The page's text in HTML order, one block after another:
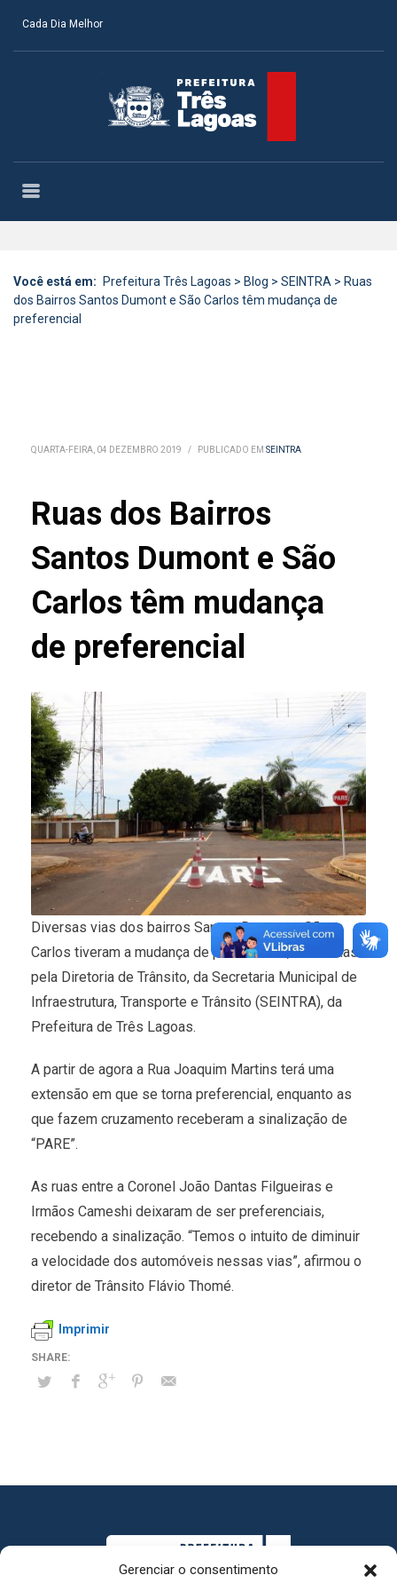
Gerenciar o consentimento
Cada Dia Melhor
Você está em: Prefeitura Três Lagoas > Blog > SEINTRA > Ruas
dos Bairros Santos Dumont e São Carlos têm mudança de
preferencial
QUARTA-FEIRA, 04 DEZEMBRO 2019 / PUBLICADO EM SEINTRA
Ruas dos Bairros
Santos Dumont e São
Carlos têm mudança
de preferencial
Diversas vias dos bairros Santos Dumont e São
Carlos tiveram a mudança de preferencial, realizadas
pela Diretoria de Trânsito, da Secretaria Municipal de
Infraestrutura, Transporte e Trânsito (SEINTRA), da
Prefeitura de Três Lagoas.
A partir de agora a Rua Joaquim Martins terá uma
extensão em que se torna preferencial, enquanto as
que fazem cruzamento receberam a sinalização de
“PARE”.
As ruas entre a Coronel João Dantas Filgueiras e
Irmãos Cameshi deixaram de ser preferenciais,
recebendo a sinalização. “Temos o intuito de diminuir
a velocidade dos automóveis nessas vias”, afirmou o
diretor de Trânsito Flávio Thomé.
Imprimir